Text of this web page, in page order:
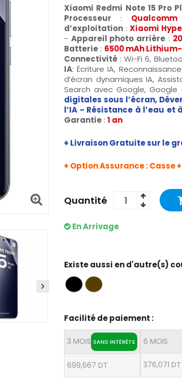
Xiaomi Redmi Note 15 Pro
Processeur :
d’exploitation : Xiaomi
- Appareil photo arrière :
Batterie : 6500 mAh
Connectivité : Wi-Fi 6,
IA: Écriture IA,
d’écran dynamiques IA,
Search avec Google, Google
digitales sous l’écran,
l’IA - Résistance à l’eau et
Garantie : 1 an
+ Livraison Gratuite sur le
+ Option Assurance : Casse
Quantité
En Arrivage
Existe aussi en d'autre(s)
Facilité de paiement :
3 MOIS SANS INTÉRÊTS
699,667 DT
6 MOIS
376,071 DT